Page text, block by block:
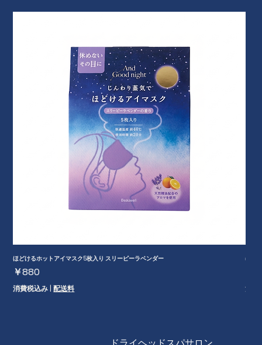
ほどけるホットアイマスク5枚入り スリーピーラベンダー
価格
￥880
消費税込み |配送料
ほど
消費